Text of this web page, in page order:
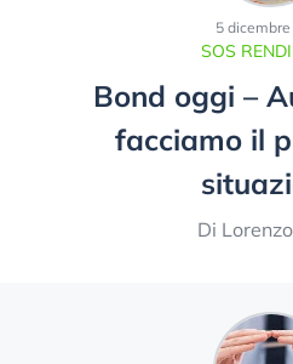
SOS
5
Bond oggi –
facciamo il
Di